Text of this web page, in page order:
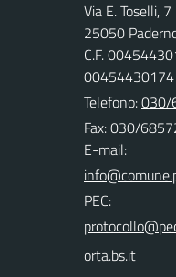
Via E. Toselli, 7
25050
C.F.
00454430174
Telefono:030/
Fax: 030/
E-mail:
PEC: